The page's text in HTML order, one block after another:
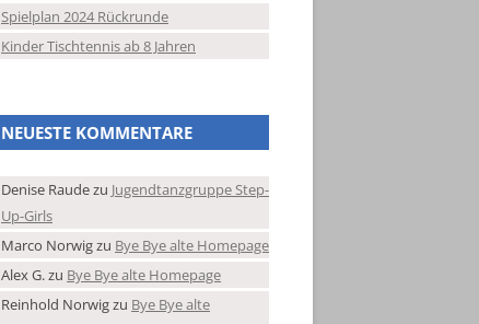
Spielplan 2024 Rückrunde
Kinder Tischtennis ab 8 Jahren
NEUESTE KOMMENTARE
Denise Raudezu Jugendtanzgruppe Step-
Up-Girls
Marco Norwigzu Bye Bye alte Homepage
Alex G.zu Bye Bye alte Homepage
Reinhold Norwigzu Bye Bye alte